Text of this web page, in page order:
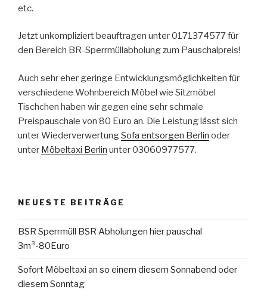
etc.
Jetzt unkompliziert beauftragen unter 0171374577 für
den Bereich BR-Sperrmüllabholung zum Pauschalpreis!
Auch sehr eher geringe Entwicklungsmöglichkeiten für
verschiedene Wohnbereich Möbel wie Sitzmöbel
Tischchen haben wir gegen eine sehr schmale
Preispauschale von 80 Euro an. Die Leistung lässt sich
unter WiederverwertungSofa entsorgen Berlin oder
unter Möbeltaxi Berlin unter 03060977577.
NEUESTE BEITRÄGE
BSR Sperrmüll BSR Abholungen hier pauschal
3m³-80Euro
Sofort Möbeltaxi an so einem diesem Sonnabend oder
diesem Sonntag